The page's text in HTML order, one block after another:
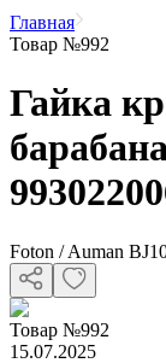
Главная
Товар №992
Гайка
Foton / Auman
Товар №992
15.07.2025